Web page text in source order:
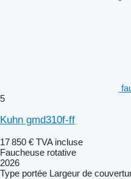
5
Kuhn gmd310f-ff
17 850 € TVA incluse
Faucheuse rotative
2026
Type portée Largeur de